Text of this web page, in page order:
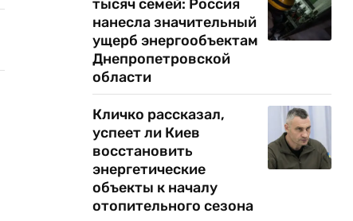
тысяч семей: Россия
нанесла значительный
ущерб энергообъектам
Днепропетровской
области
Кличко рассказал,
успеет ли Киев
восстановить
энергетические
объекты к началу
отопительного сезона